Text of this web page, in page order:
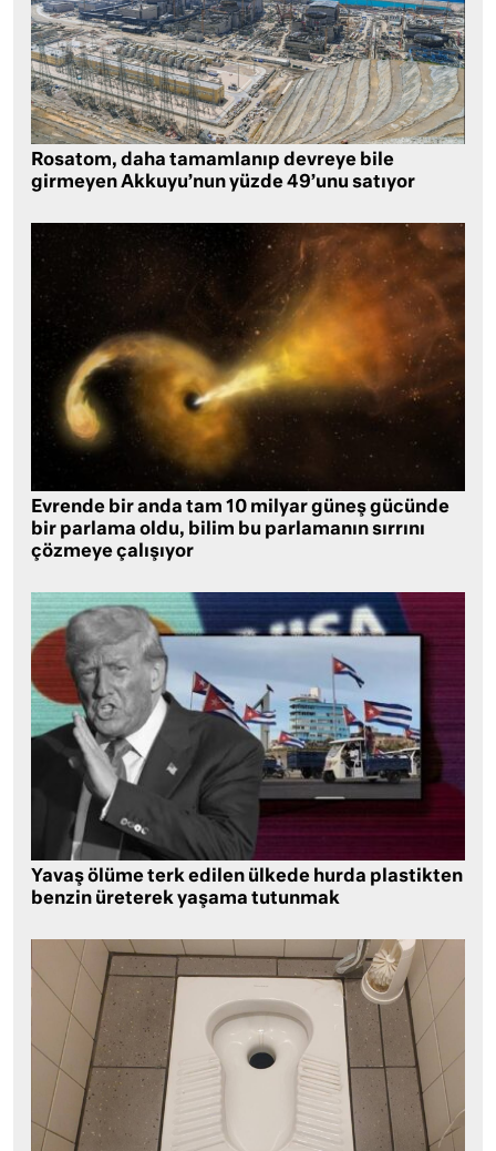
Rosatom, daha tamamlanıp devreye bile
girmeyen Akkuyu’nun yüzde 49’unu satıyor
Evrende bir anda tam 10 milyar güneş gücünde
bir parlama oldu, bilim bu parlamanın sırrını
çözmeye çalışıyor
Yavaş ölüme terk edilen ülkede hurda plastikten
benzin üreterek yaşama tutunmak